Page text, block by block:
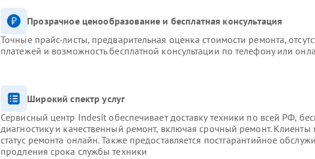
Прозрачное ценообразование и бесплатная консультация
Точные прайс-листы, предварительная оценка стоимости ремонта,
платежей и возможность бесплатной консультации по телефону или
Широкий спектр услуг
Сервисный центр Indesit обеспечивает доставку техники по всей РФ,
диагностику и качественный ремонт, включая срочный ремонт. Клиенты
статус ремонта онлайн. Также предоставляется постгарантийное
продления срока службы техники